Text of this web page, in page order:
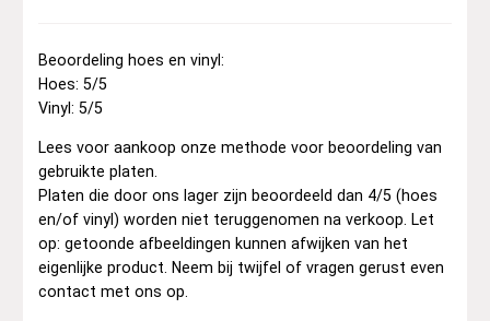
Beoordeling hoes en vinyl:
Hoes: 5/5
Vinyl: 5/5
Lees voor aankoop onze methode voor beoordeling van
gebruikte platen.
Platen die door ons lager zijn beoordeeld dan 4/5 (hoes
en/of vinyl) worden niet teruggenomen na verkoop. Let
op: getoonde afbeeldingen kunnen afwijken van het
eigenlijke product. Neem bij twijfel of vragen gerust even
contact met ons op.